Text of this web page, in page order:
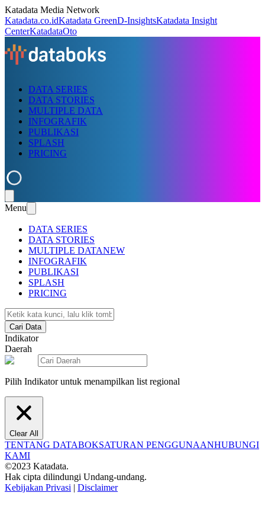
Katadata Media Network
Katadata.co.idKatadata GreenD-InsightsKatadata Insight
CenterKatadataOto
DATA SERIES
DATA STORIES
MULTIPLE DATA
INFOGRAFIK
PUBLIKASI
SPLASH
PRICING
Menu
DATA SERIES
DATA STORIES
MULTIPLE DATANEW
INFOGRAFIK
PUBLIKASI
SPLASH
PRICING
Cari Data
Indikator
Daerah
Pilih Indikator untuk menampilkan list regional
Clear All
TENTANG DATABOKSATURAN PENGGUNAANHUBUNGI
KAMI
©2023 Katadata.
Hak cipta dilindungi Undang-undang.
Kebijakan Privasi | Disclaimer